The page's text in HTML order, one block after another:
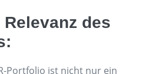
des
Portfolio ist nicht nur ein